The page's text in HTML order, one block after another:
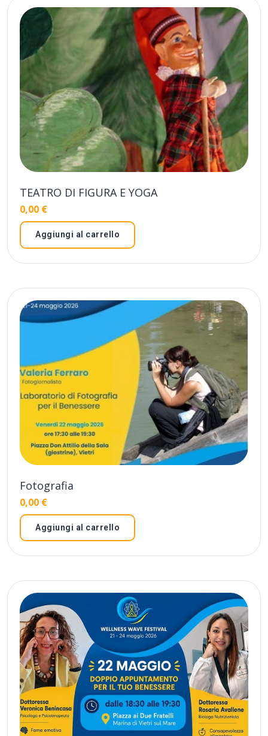
TEATRO DI FIGURA E YOGA
0,00 €
Aggiungi al carrello
Fotografia
0,00 €
Aggiungi al carrello